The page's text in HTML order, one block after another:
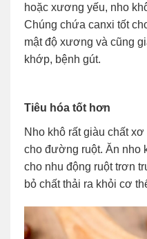
hoặc xương yếu, nho
Chúng chứa canxi tốt
mật độ xương và cũng
khớp, bệnh gút.
Tiêu hóa tốt hơn
Nho khô rất giàu chất
cho đường ruột. Ăn nho
cho nhu động ruột trơn
bỏ chất thải ra khỏi cơ